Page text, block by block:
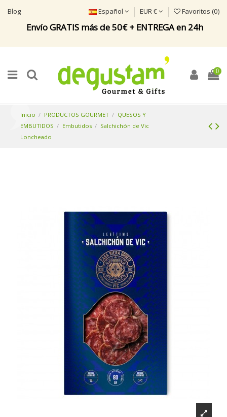
Blog
Envío GRATIS más de 50€ + ENTREGA en 24h
Español EUR € Favoritos (0)
0
Inicio PRODUCTOS GOURMET
QUESOS Y
EMBUTIDOS
Embutidos
Salchichón de Vic
Loncheado